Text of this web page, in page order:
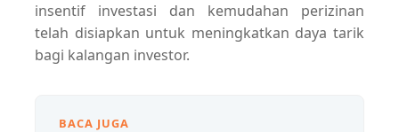
insentif investasi dan kemudahan perizinan
telah disiapkan untuk meningkatkan daya tarik
bagi kalangan investor.
BACA JUGA